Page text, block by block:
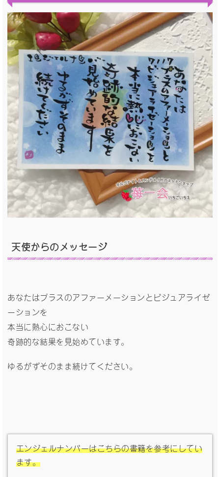
天使からのメッセージ
あなたはプラスのアファーメーションとビジュアライゼ
ーションを
本当に熱心におこない
奇跡的な結果を見始めています。
ゆるがずそのまま続けてください。
エンジェルナンバーはこちらの書籍を参考にしてい
ます。